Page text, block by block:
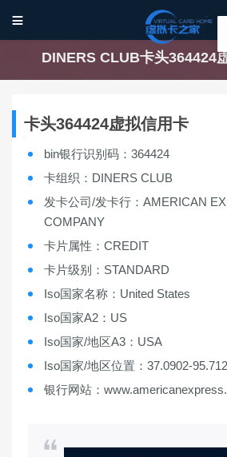

DINERS CLUB卡头364424
卡头364424虚拟信用卡
bin银行识别码：364424
卡组织：DINERS CLUB
发卡公司/发卡行：AMERICAN
COMPANY
卡片属性：CREDIT
卡片级别：STANDARD
Iso国家名称：United States
Iso国家A2：US
Iso国家/地区A3：USA
Iso国家/地区位置：37.0902-
银行网站：